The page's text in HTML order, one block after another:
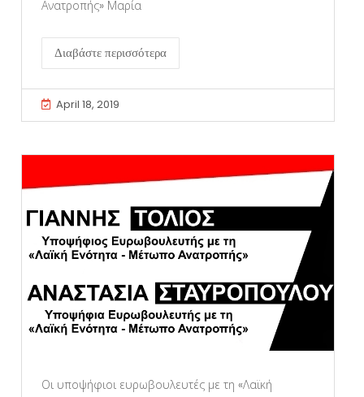
Ανατροπής» Μαρία
Διαβάστε περισσότερα
April 18, 2019
Οι υποψήφιοι ευρωβουλευτές με τη «Λαϊκή